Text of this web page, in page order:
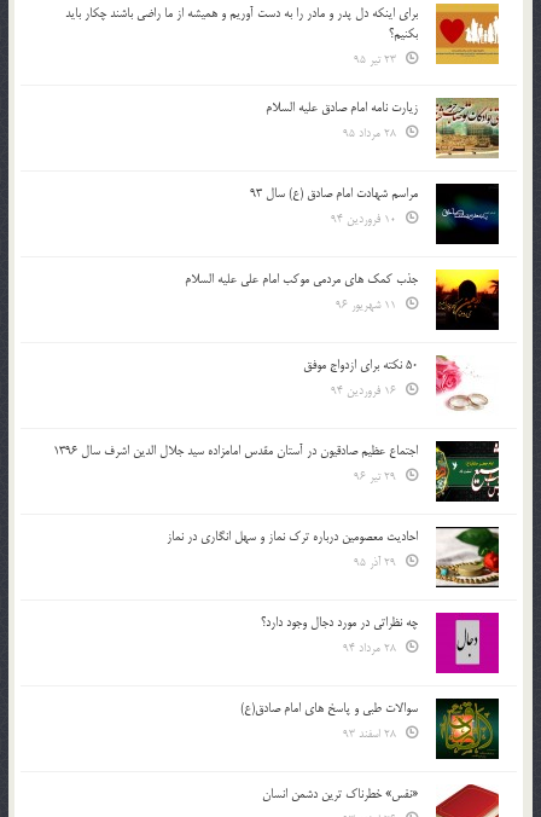
براي اينكه دل پدر و مادر را به دست آوريم و هميشه از ما راضي باشند چكار بايد
بكنيم؟
زیارت نامه امام صادق علیه السلام
مراسم شهادت امام صادق (ع) سال 93
جذب کمک های مردمی موکب امام علی علیه السلام
50 نکته برای ازدواج موفق
اجتماع عظیم صادقیون در آستان مقدس امامزاده سید جلال الدین اشرف سال 1396
احادیث معصومین درباره ترک نماز و سهل انگاری در نماز
چه نظراتی در مورد دجال وجود دارد؟
سوالات طبی و پاسخ های امام صادق(ع)
«نفس» خطرناک ترین دشمن انسان